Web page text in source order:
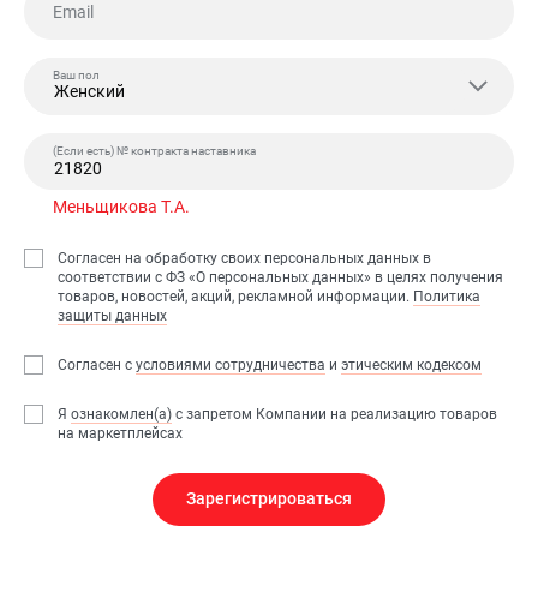
Email
Ваш пол
Женский
(Если есть) № контракта наставника
Меньщикова Т.А.
Согласен на обработку своих персональных данных в
соответствии с ФЗ «О персональных данных» в целях получения
товаров, новостей, акций, рекламной информации. Политика
защиты данных
Согласен с условиями сотрудничества и этическим кодексом
Я ознакомлен(а) с запретом Компании на реализацию товаров
на маркетплейсах
Зарегистрироваться